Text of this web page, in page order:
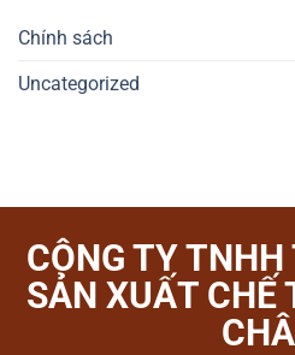
Chính sách
Uncategorized
CÔNG TY
SẢN XUẤT CHẾ